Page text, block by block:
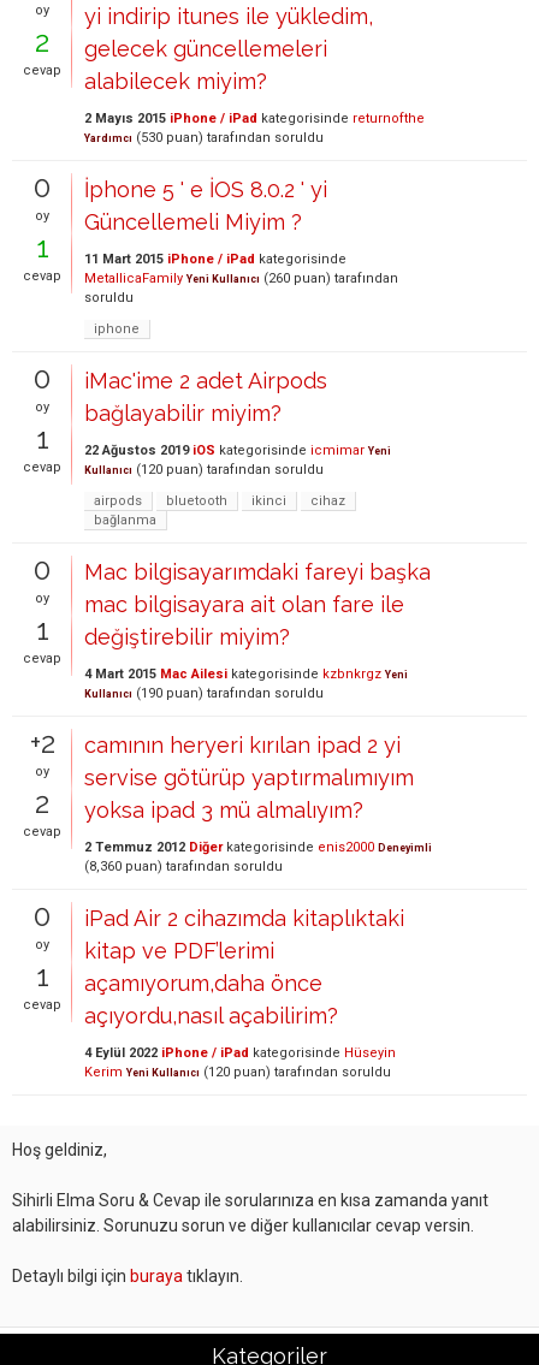
oy
2
cevap
yi indirip itunes ile yükledim,
gelecek güncellemeleri
alabilecek miyim?
2 Mayıs 2015 iPhone / iPad kategorisinde returnofthe
Yardımcı (530 puan) tarafından soruldu
0
oy
1
cevap
İphone 5 ' e İOS 8.0.2 ' yi
Güncellemeli Miyim ?
11 Mart 2015 iPhone / iPad kategorisinde
MetallicaFamily Yeni Kullanıcı (260 puan) tarafından
soruldu
iphone
0
oy
1
cevap
iMac'ime 2 adet Airpods
bağlayabilir miyim?
22 Ağustos 2019 iOS kategorisinde icmimar Yeni
Kullanıcı (120 puan) tarafından soruldu
airpods
bluetooth ikinci
cihaz
bağlanma
0
oy
1
cevap
Mac bilgisayarımdaki fareyi başka
mac bilgisayara ait olan fare ile
değiştirebilir miyim?
4 Mart 2015 Mac Ailesi kategorisinde kzbnkrgz Yeni
Kullanıcı (190 puan) tarafından soruldu
+2
oy
2
cevap
camının heryeri kırılan ipad 2 yi
servise götürüp yaptırmalımıyım
yoksa ipad 3 mü almalıyım?
2 Temmuz 2012 Diğerkategorisinde enis2000 Deneyimli
(8,360 puan) tarafından soruldu
0
oy
1
cevap
iPad Air 2 cihazımda kitaplıktaki
kitap ve PDF’lerimi
açamıyorum,daha önce
açıyordu,nasıl açabilirim?
4 Eylül 2022 iPhone / iPad kategorisinde Hüseyin
Kerim Yeni Kullanıcı (120 puan) tarafından soruldu
Hoş geldiniz,
Sihirli Elma Soru & Cevap ile sorularınıza en kısa zamanda yanıt
alabilirsiniz. Sorunuzu sorun ve diğer kullanıcılar cevap versin.
Detaylı bilgi için buraya tıklayın.
Kategoriler